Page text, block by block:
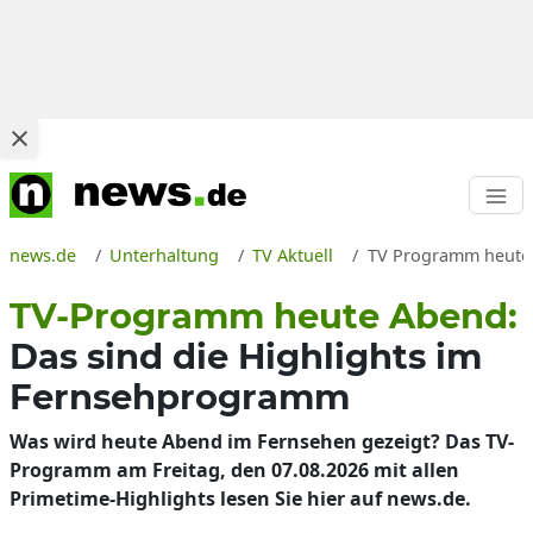
news.de Unterhaltung TV Aktuell TV Programm
TV-Programm heute Abend:
Das sind die Highlights im
Fernsehprogramm
Was wird heute Abend im Fernsehen gezeigt? Das TV-
Programm am Freitag, den 07.08.2026 mit allen
Primetime-Highlights lesen Sie hier auf news.de.